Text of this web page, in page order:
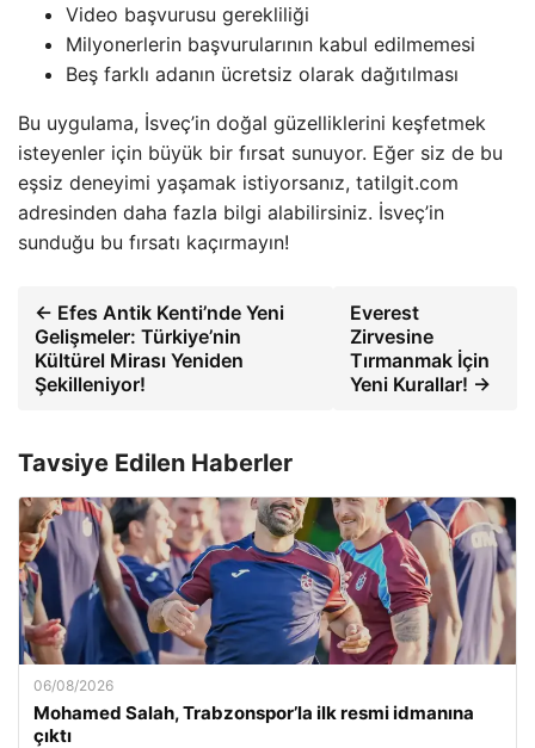
Video başvurusu gerekliliği
Milyonerlerin başvurularının kabul edilmemesi
Beş farklı adanın ücretsiz olarak dağıtılması
Bu uygulama, İsveç’in doğal güzelliklerini keşfetmek
isteyenler için büyük bir fırsat sunuyor. Eğer siz de bu
eşsiz deneyimi yaşamak istiyorsanız, tatilgit.com
adresinden daha fazla bilgi alabilirsiniz. İsveç’in
sunduğu bu fırsatı kaçırmayın!
← Efes Antik Kenti’nde Yeni
Gelişmeler: Türkiye’nin
Kültürel Mirası Yeniden
Şekilleniyor!
Everest
Zirvesine
Tırmanmak İçin
Yeni Kurallar! →
Tavsiye Edilen Haberler
06/08/2026
Mohamed Salah, Trabzonspor’la ilk resmi idmanına
çıktı